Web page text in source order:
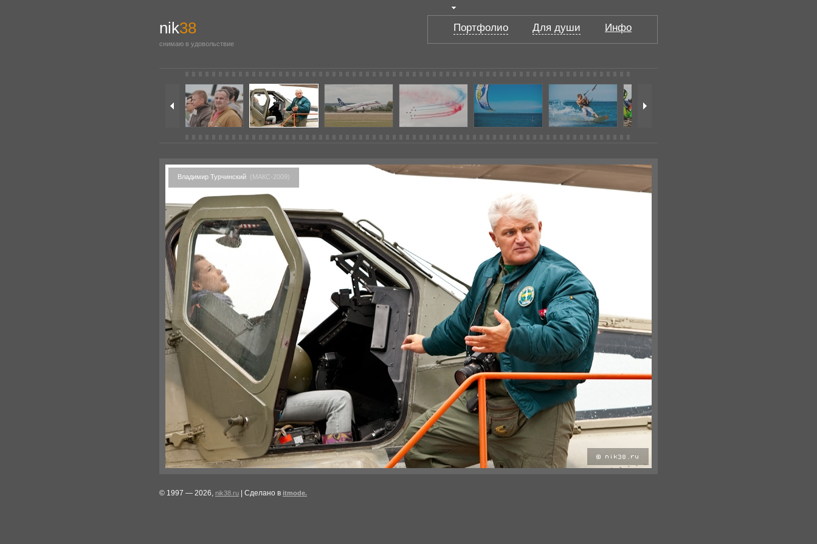
nik38
снимаю в удовольствие
Портфолио Для души Инфо
Владимир Турчинский (МАКС-2009)
© 1997 — 2026, nik38.ru | Сделано в itmode.